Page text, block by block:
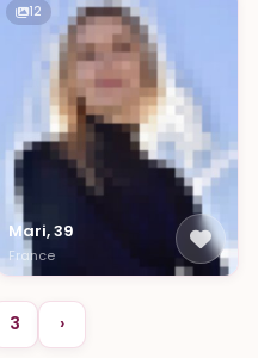
12
Mari, 39
France
3 ›